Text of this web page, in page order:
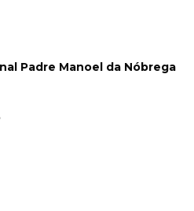
Padre Manoel da Nóbrega